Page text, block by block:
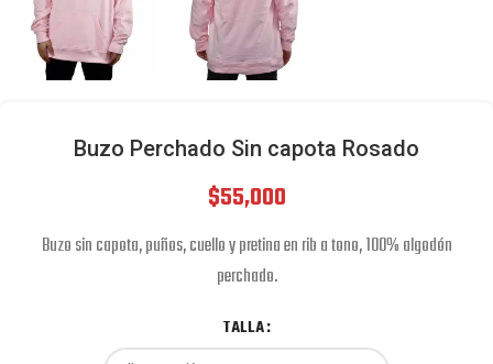
Buzo Perchado Sin capota Rosado
$55,000
Buzo sin capota, puños, cuello y pretina en rib a tono, 100% algodón
perchado.
TALLA